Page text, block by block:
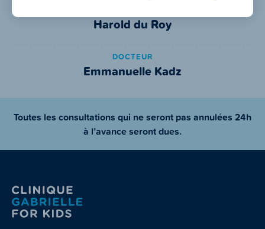
Harold du Roy
DOCTEUR
Emmanuelle Kadz
Toutes les consultations qui ne seront pas annulées 24h
à l’avance seront dues.